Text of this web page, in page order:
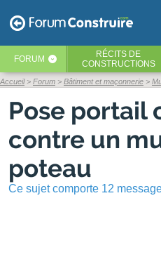
FORUM ‹ RÉCITS DE
CONSTRUCTIONS
Accueil Forum Bâtiment et maçonnerie
Pose portail
contre un
poteau
Ce sujet comporte 12